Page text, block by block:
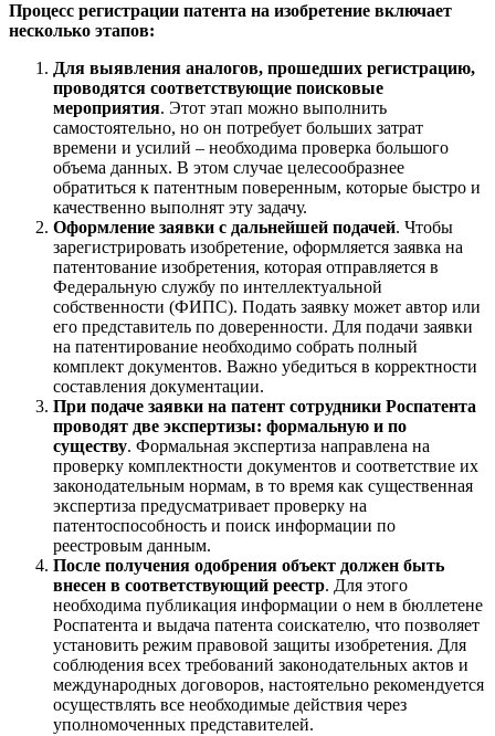
Процесс регистрации патента на изобретение включает
несколько этапов:
Для выявления аналогов, прошедших регистрацию,
проводятся соответствующие поисковые
мероприятия. Этот этап можно выполнить
самостоятельно, но он потребует больших затрат
времени и усилий – необходима проверка большого
объема данных. В этом случае целесообразнее
обратиться к патентным поверенным, которые быстро и
качественно выполнят эту задачу.
Оформление заявки с дальнейшей подачей. Чтобы
зарегистрировать изобретение, оформляется заявка на
патентование изобретения, которая отправляется в
Федеральную службу по интеллектуальной
собственности (ФИПС). Подать заявку может автор или
его представитель по доверенности. Для подачи заявки
на патентирование необходимо собрать полный
комплект документов. Важно убедиться в корректности
составления документации.
При подаче заявки на патент сотрудники Роспатента
проводят две экспертизы: формальную и по
существу. Формальная экспертиза направлена на
проверку комплектности документов и соответствие их
законодательным нормам, в то время как существенная
экспертиза предусматривает проверку на
патентоспособность и поиск информации по
реестровым данным.
После получения одобрения объект должен быть
внесен в соответствующий реестр. Для этого
необходима публикация информации о нем в бюллетене
Роспатента и выдача патента соискателю, что позволяет
установить режим правовой защиты изобретения. Для
соблюдения всех требований законодательных актов и
международных договоров, настоятельно рекомендуется
осуществлять все необходимые действия через
уполномоченных представителей.